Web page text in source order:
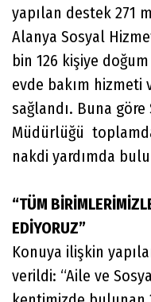
yapılan destek 271
Alanya Sosyal
bin 126 kişiye
evde bakım hizmeti
sağlandı. Buna
Müdürlüğü
nakdi yardımda
“TÜM
EDİYORUZ”
Konuya ilişkin
verildi: “Aile ve